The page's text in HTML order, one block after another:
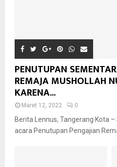
PENUTUPAN
REMAJA MUSHOLLAH
KARENA...
Maret 12, 2022 0
Berita Lennus, Tangerang Kota
acara Penutupan Pengajian